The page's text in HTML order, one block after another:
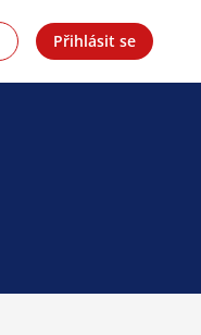
Přihlásit se